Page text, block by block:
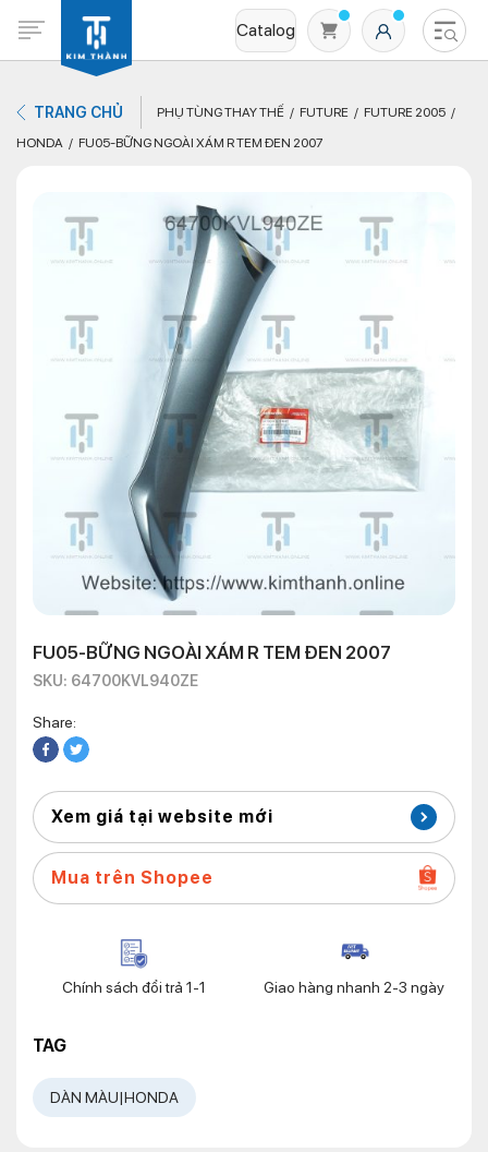
Catalog
Không có sản phẩm nào trong giỏ hàng
TRANG CHỦ PHỤ TÙNG THAY THẾ FUTURE
FUTURE 2005
HONDA
FU05-BỮNG NGOÀI XÁM R TEM ĐEN 2007
FU05-BỮNG NGOÀI XÁM R TEM ĐEN 2007
SKU: 64700KVL940ZE
Share:
Xem giá tại website mới
Mua trên Shopee
Chính sách đổi trả 1-1 Giao hàng nhanh 2-3 ngày
TAG
DÀN MÀU|HONDA